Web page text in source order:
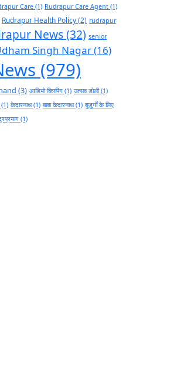
Care (1) Rudrapur Care Agent (1)
Rudrapur Health Policy(2) rudrapur
News(32) senior
Singh Nagar(16)
(979)
(3) आडियो क्लिपिंग (1) उत्सव डोली(1)
(1) केदारनाथ(1) बाबा केदारनाथ(1) बुज़ुर्गों के लिए
(1)